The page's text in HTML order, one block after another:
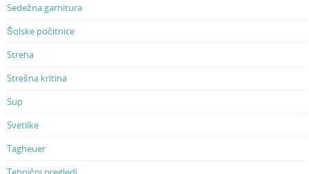
Sedežna garnitura
Šolske počitnice
Streha
Strešna kritina
Sup
Svetilke
Tagheuer